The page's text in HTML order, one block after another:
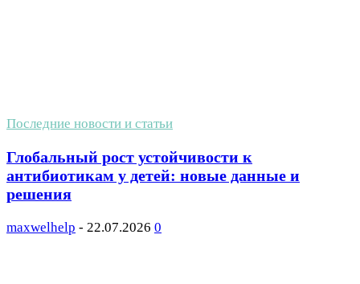
Последние новости и статьи
Глобальный рост устойчивости к
антибиотикам у детей: новые данные и
решения
maxwelhelp - 22.07.2026 0